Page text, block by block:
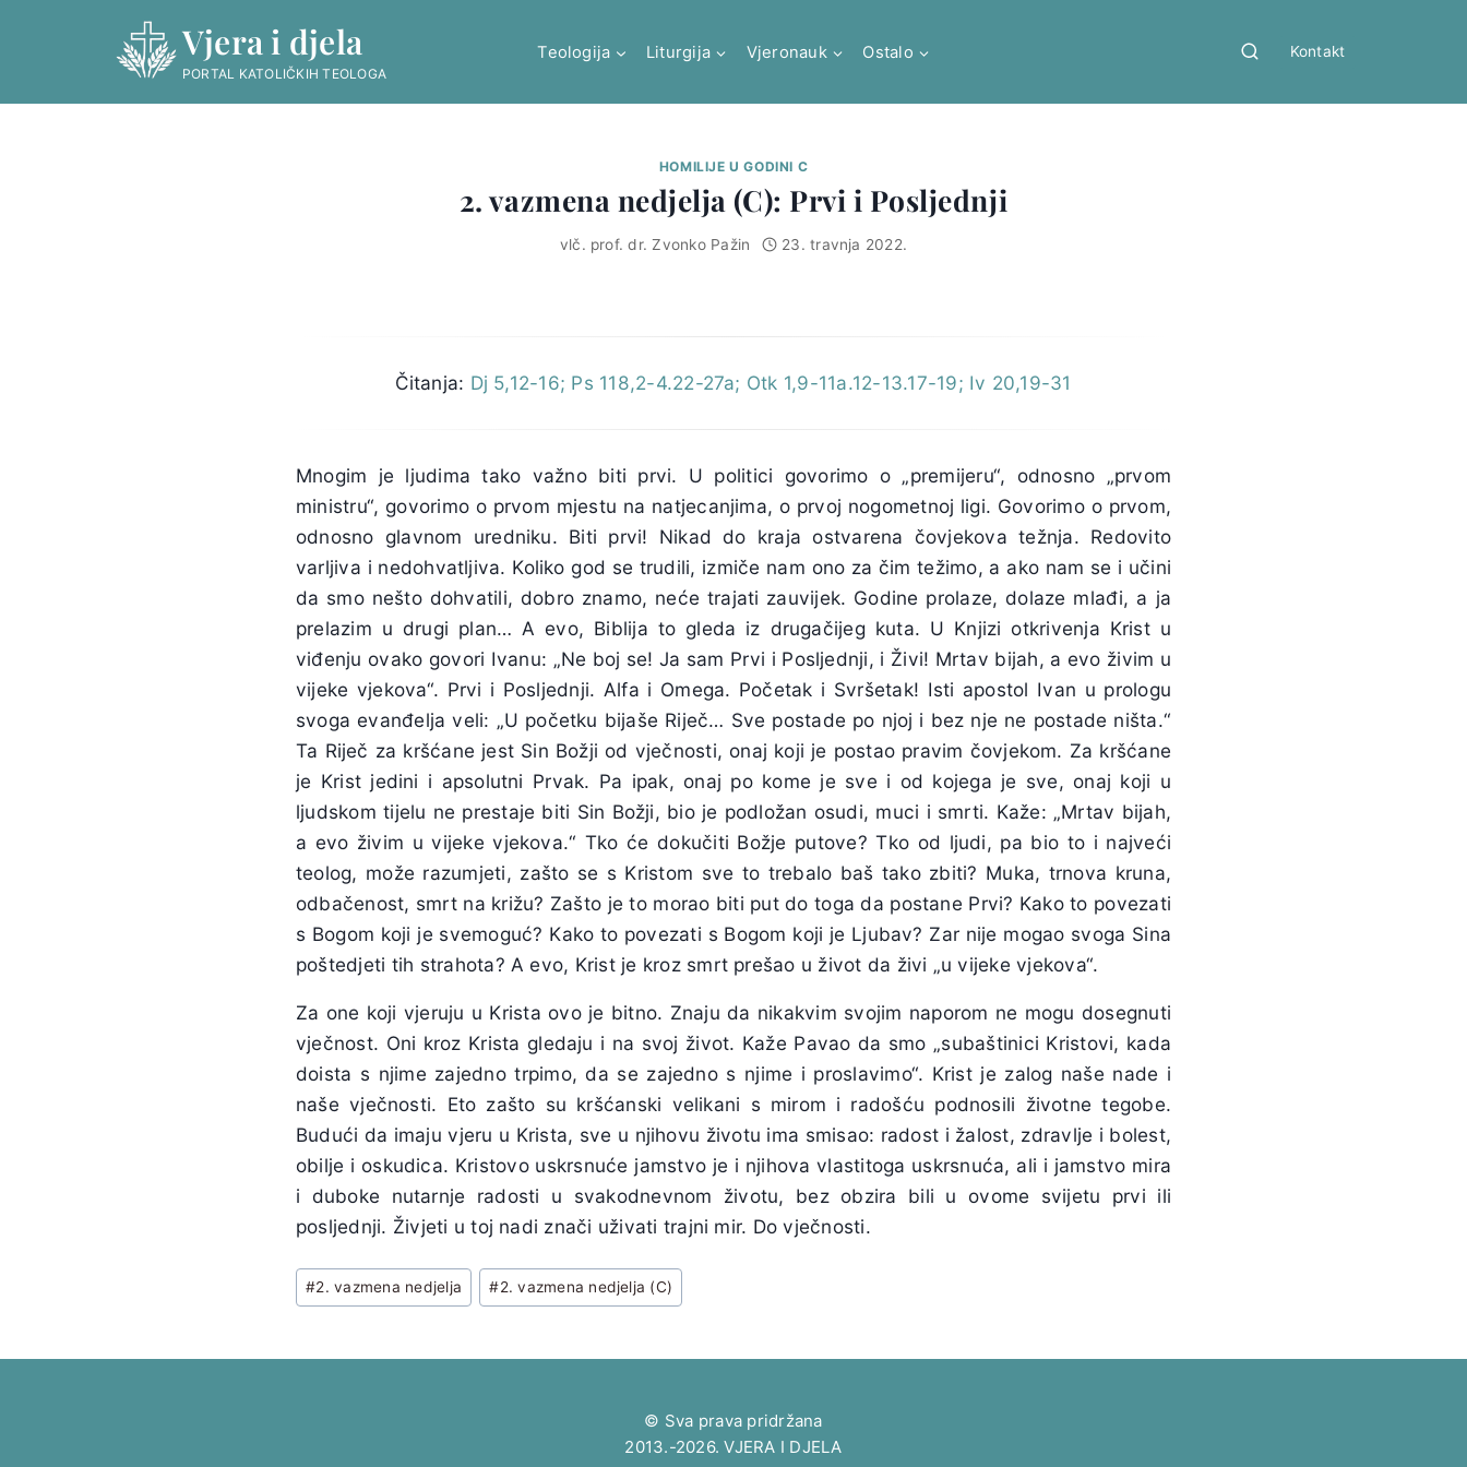
Vjera i djela
PORTAL KATOLIČKIH TEOLOGA
Teologija Liturgija Vjeronauk Ostalo Kontakt
HOMILIJE U GODINI C
2. vazmena nedjelja (C): Prvi i Posljednji
vlč. prof. dr. Zvonko Pažin 23. travnja 2022.
Čitanja: Dj 5,12-16; Ps 118,2-4.22-27a; Otk 1,9-11a.12-13.17-19; Iv 20,19-31
Mnogim je ljudima tako važno biti prvi. U politici govorimo o „premijeru“, odnosno „prvom
ministru“, govorimo o prvom mjestu na natjecanjima, o prvoj nogometnoj ligi. Govorimo o prvom,
odnosno glavnom uredniku. Biti prvi! Nikad do kraja ostvarena čovjekova težnja. Redovito
varljiva i nedohvatljiva. Koliko god se trudili, izmiče nam ono za čim težimo, a ako nam se i učini
da smo nešto dohvatili, dobro znamo, neće trajati zauvijek. Godine prolaze, dolaze mlađi, a ja
prelazim u drugi plan… A evo, Biblija to gleda iz drugačijeg kuta. U Knjizi otkrivenja Krist u
viđenju ovako govori Ivanu: „Ne boj se! Ja sam Prvi i Posljednji, i Živi! Mrtav bijah, a evo živim u
vijeke vjekova“. Prvi i Posljednji. Alfa i Omega. Početak i Svršetak! Isti apostol Ivan u prologu
svoga evanđelja veli: „U početku bijaše Riječ… Sve postade po njoj i bez nje ne postade ništa.“
Ta Riječ za kršćane jest Sin Božji od vječnosti, onaj koji je postao pravim čovjekom. Za kršćane
je Krist jedini i apsolutni Prvak. Pa ipak, onaj po kome je sve i od kojega je sve, onaj koji u
ljudskom tijelu ne prestaje biti Sin Božji, bio je podložan osudi, muci i smrti. Kaže: „Mrtav bijah,
a evo živim u vijeke vjekova.“ Tko će dokučiti Božje putove? Tko od ljudi, pa bio to i najveći
teolog, može razumjeti, zašto se s Kristom sve to trebalo baš tako zbiti? Muka, trnova kruna,
odbačenost, smrt na križu? Zašto je to morao biti put do toga da postane Prvi? Kako to povezati
s Bogom koji je svemoguć? Kako to povezati s Bogom koji je Ljubav? Zar nije mogao svoga Sina
poštedjeti tih strahota? A evo, Krist je kroz smrt prešao u život da živi „u vijeke vjekova“.
Za one koji vjeruju u Krista ovo je bitno. Znaju da nikakvim svojim naporom ne mogu dosegnuti
vječnost. Oni kroz Krista gledaju i na svoj život. Kaže Pavao da smo „subaštinici Kristovi, kada
doista s njime zajedno trpimo, da se zajedno s njime i proslavimo“. Krist je zalog naše nade i
naše vječnosti. Eto zašto su kršćanski velikani s mirom i radošću podnosili životne tegobe.
Budući da imaju vjeru u Krista, sve u njihovu životu ima smisao: radost i žalost, zdravlje i bolest,
obilje i oskudica. Kristovo uskrsnuće jamstvo je i njihova vlastitoga uskrsnuća, ali i jamstvo mira
i duboke nutarnje radosti u svakodnevnom životu, bez obzira bili u ovome svijetu prvi ili
posljednji. Živjeti u toj nadi znači uživati trajni mir. Do vječnosti.
Post
Tags:
#2. vazmena nedjelja #2. vazmena nedjelja (C)
© Sva prava pridržana
2013.-2026. VJERA I DJELA